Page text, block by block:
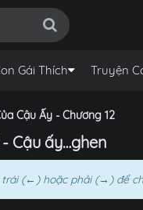
Gái Thích Truyện
Cậu Ấy - Chương 12
Cậu ấy…ghen
(←) hoặc phải (→) để